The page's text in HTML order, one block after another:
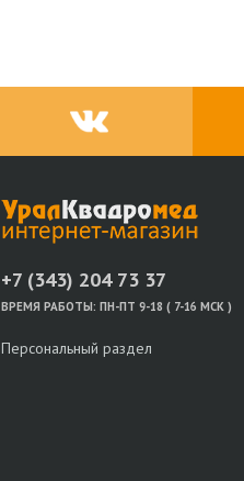
+7 (343) 204 73 37
ВРЕМЯ РАБОТЫ: ПН-ПТ 9-18 ( 7-16 МСК )
Персональный раздел